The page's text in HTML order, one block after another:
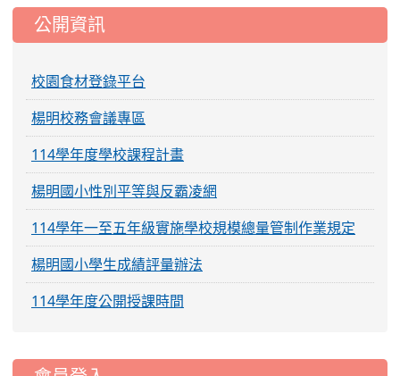
公開資訊
校園食材登錄平台
楊明校務會議專區
114學年度學校課程計畫
楊明國小性別平等與反霸凌網
114學年一至五年級實施學校規模總量管制作業規定
楊明國小學生成績評量辦法
114學年度公開授課時間
:::